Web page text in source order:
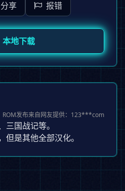
分享 报错
本地下载
ROM发布来自网友提供：123***com
三国战记等。
但是其他全部汉化。